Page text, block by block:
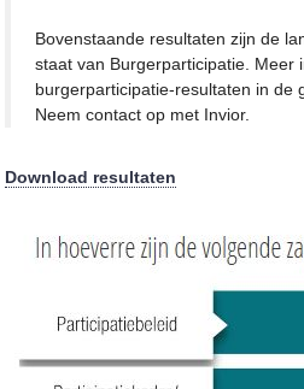
Bovenstaande resultaten zijn de
staat van Burgerparticipatie. Meer
burgerparticipatie-resultaten in de
Neem contact op met Invior.
Download resultaten